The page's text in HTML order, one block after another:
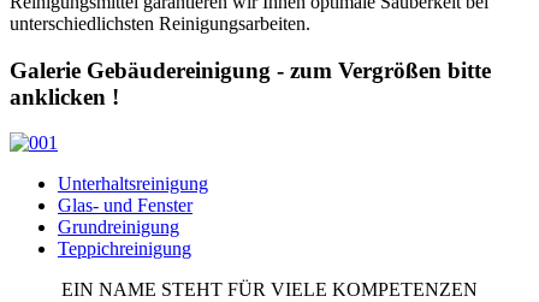
unterschiedlichsten Reinigungsarbeiten.
Galerie Gebäudereinigung - zum Vergrößen bitte
anklicken !
Unterhaltsreinigung
Glas- und Fenster
Grundreinigung
Teppichreinigung
EIN NAME STEHT FÜR VIELE KOMPETENZEN